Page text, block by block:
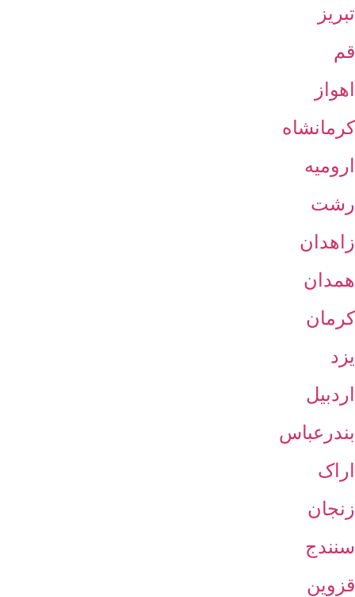
تبریز
قم
اهواز
کرمانشاه
ارومیه
رشت
زاهدان
همدان
کرمان
یزد
اردبیل
بندرعباس
اراک
زنجان
سنندج
قزوین